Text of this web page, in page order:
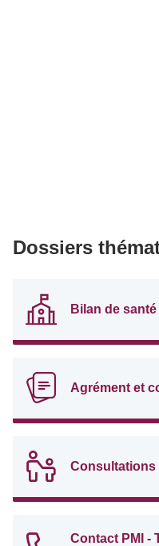
Dossiers
Bilan de
Agrément et
Consultations
Contact PMI -